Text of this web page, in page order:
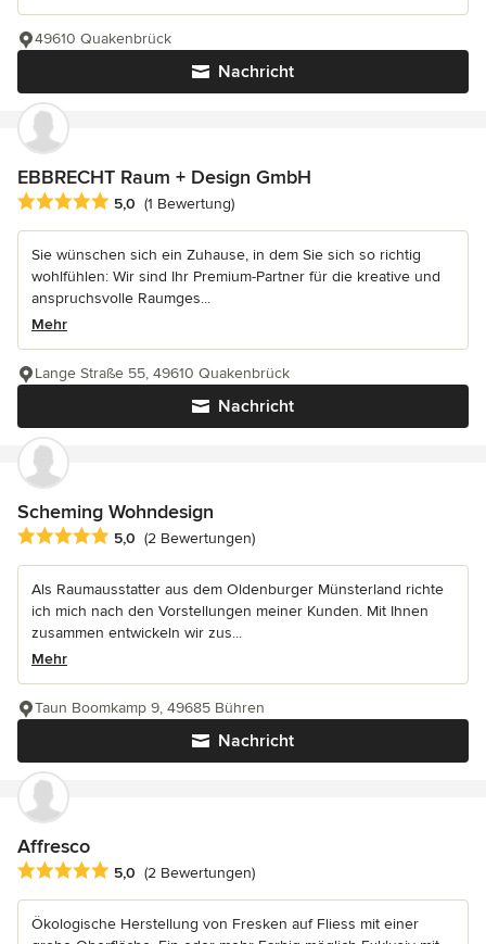
Nachricht
49610 Quakenbrück
EBBRECHT Raum + Design GmbH
Durchschnittliche Bewertung: 5 von 5 Sternen
5,0 (1 Bewertung)
Sie wünschen sich ein Zuhause, in dem Sie sich so richtig
wohlfühlen: Wir sind Ihr Premium-Partner für die kreative und
anspruchsvolle Raumges...
Mehr
Nachricht
Lange Straße 55, 49610 Quakenbrück
Scheming Wohndesign
Durchschnittliche Bewertung: 5 von 5 Sternen
5,0 (2 Bewertungen)
Als Raumausstatter aus dem Oldenburger Münsterland richte
ich mich nach den Vorstellungen meiner Kunden. Mit Ihnen
zusammen entwickeln wir zus...
Mehr
Nachricht
Taun Boomkamp 9, 49685 Bühren
Affresco
Durchschnittliche Bewertung: 5 von 5 Sternen
5,0 (2 Bewertungen)
Ökologische Herstellung von Fresken auf Fliess mit einer